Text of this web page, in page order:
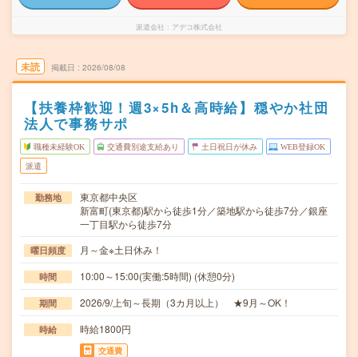
派遣会社 アデコ株式会社
未読 掲載日 2026/08/08
【扶養枠歓迎！週3×5h＆高時給】穏やか社団
法人で事務サポ
職種未経験OK 交通費別途支給あり 土日祝日が休み WEB登録OK
派遣
勤務地
東京都中央区
新富町(東京都)駅から徒歩1分／築地駅から徒歩7分／銀座
一丁目駅から徒歩7分
曜日頻度 月～金※土日休み！
時間 10:00～15:00(実働:5時間) (休憩0分)
期間 2026/9/上旬～長期（3カ月以上） ★9月～OK！
時給 時給1800円
交通費